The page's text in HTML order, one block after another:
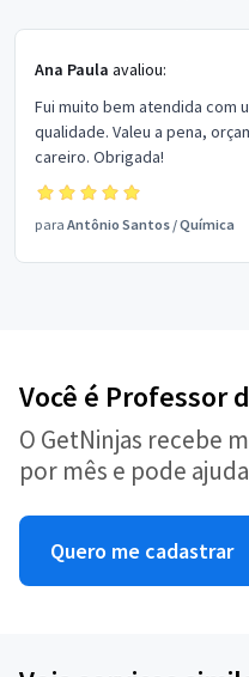
Ana Paula avaliou:
Fui muito bem atendida com
qualidade. Valeu a pena,
careiro. Obrigada!
para Antônio Santos /Química
Você é Professor
O GetNinjas recebe
por mês e pode
Quero me cadastrar